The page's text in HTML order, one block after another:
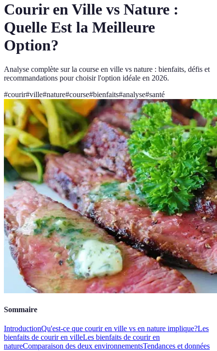
Courir en Ville vs Nature :
Quelle Est la Meilleure
Option?
Analyse complète sur la course en ville vs nature : bienfaits, défis et
recommandations pour choisir l'option idéale en 2026.
#courir#ville#nature#course#bienfaits#analyse#santé
Sommaire
IntroductionQu'est-ce que courir en ville vs en nature implique?Les
bienfaits de courir en villeLes bienfaits de courir en
natureComparaison des deux environnementsTendances et données